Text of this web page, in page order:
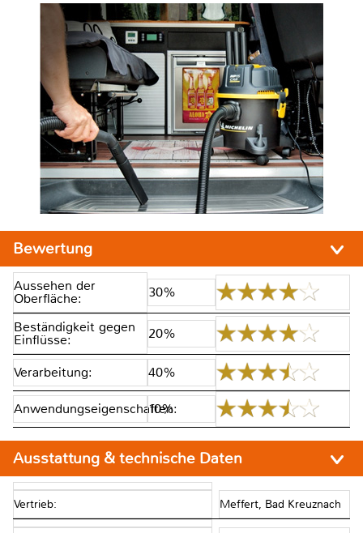
Bewertung
Aussehen der
Oberfläche: 30%
Beständigkeit gegen
Einflüsse: 20%
Verarbeitung: 40%
Anwendungseigenschaften:
10%
Ausstattung & technische Daten
Vertrieb: Meffert, Bad Kreuznach